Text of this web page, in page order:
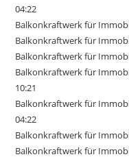
04:22
Balkonkraftwerk für
Balkonkraftwerk für
Balkonkraftwerk für
Balkonkraftwerk für
10:21
Balkonkraftwerk für
04:22
Balkonkraftwerk für
Balkonkraftwerk für